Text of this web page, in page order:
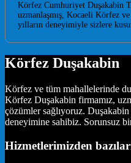
Körfez Cumhuriyet Duşakabin
uzmanlaşmış, Kocaeli Körfez
yılların deneyimiyle sizlere
Körfez Duşakabin
Körfez ve tüm mahallelerinde
Körfez Duşakabin firmamız,
çözümler sağlıyoruz.
deneyimine sahibiz. Sorunsuz
Hizmetlerimizden